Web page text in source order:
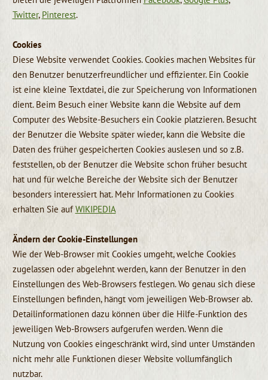
Twitter, Pinterest.
Cookies
Diese Website verwendet Cookies. Cookies machen Websites für
den Benutzer benutzerfreundlicher und effizienter. Ein Cookie
ist eine kleine Textdatei, die zur Speicherung von Informationen
dient. Beim Besuch einer Website kann die Website auf dem
Computer des Website-Besuchers ein Cookie platzieren. Besucht
der Benutzer die Website später wieder, kann die Website die
Daten des früher gespeicherten Cookies auslesen und so z.B.
feststellen, ob der Benutzer die Website schon früher besucht
hat und für welche Bereiche der Website sich der Benutzer
besonders interessiert hat. Mehr Informationen zu Cookies
erhalten Sie aufWIKIPEDIA
Ändern der Cookie-Einstellungen
Wie der Web-Browser mit Cookies umgeht, welche Cookies
zugelassen oder abgelehnt werden, kann der Benutzer in den
Einstellungen des Web-Browsers festlegen. Wo genau sich diese
Einstellungen befinden, hängt vom jeweiligen Web-Browser ab.
Detailinformationen dazu können über die Hilfe-Funktion des
jeweiligen Web-Browsers aufgerufen werden. Wenn die
Nutzung von Cookies eingeschränkt wird, sind unter Umständen
nicht mehr alle Funktionen dieser Website vollumfänglich
nutzbar.